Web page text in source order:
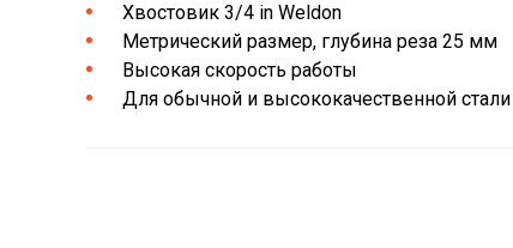
Хвостовик 3/4 in Weldon
Метрический размер, глубина реза 25 мм
Высокая скорость работы
Для обычной и высококачественной стали